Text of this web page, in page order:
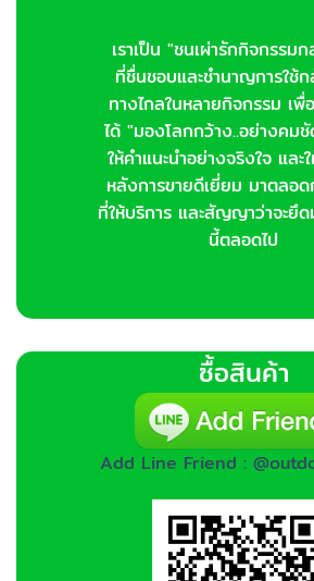
เราเป็น "ชนเผ่ารักกิจกรรม
ที่ชื่นชอบและชำนาญการใช้
ทางไกลในหลายกิจกรรม เพื่
ได้ "มองโลกกว้าง..อย่างคมชั
ให้คำแนะนำอย่างจริงใจ และ
หลังการขายดีเยี่ยม มาตลอ
ที่ให้บริการ และสัญญาว่าจะยึ
นี้ตลอดไป
ซื้อสินค้า
Add Line Friend :